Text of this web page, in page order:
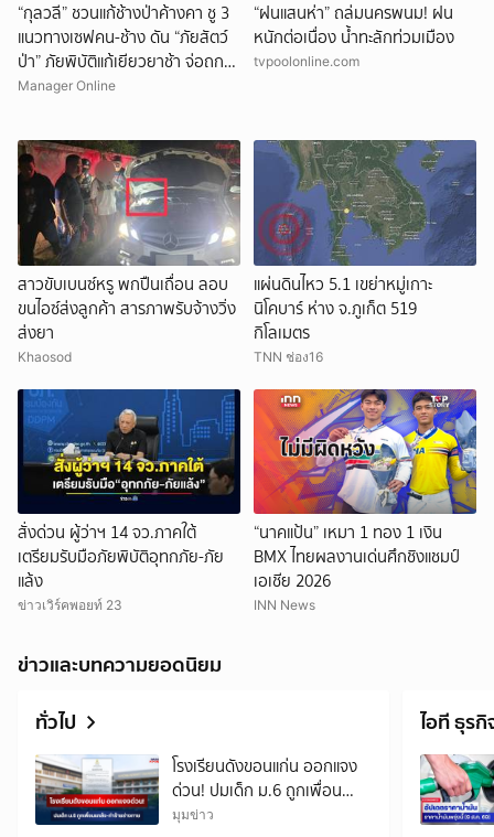
“กุลวลี” ชวนแก้ช้างป่าค้างคา ชู 3
แนวทางเซฟคน-ช้าง ดัน “ภัยสัตว์
ป่า” ภัยพิบัติแก้เยียวยาช้า จ่อถก
กรมอุทยานฯ
Manager Online
“ฝนแสนห่า” ถล่มนครพนม! ฝน
หนักต่อเนื่อง น้ำทะลักท่วมเมือง
tvpoolonline.com
สาวขับเบนซ์หรู พกปืนเถื่อน ลอบ
ขนไอซ์ส่งลูกค้า สารภาพรับจ้างวิ่ง
ส่งยา
Khaosod
แผ่นดินไหว 5.1 เขย่าหมู่เกาะ
นิโคบาร์ ห่าง จ.ภูเก็ต 519
กิโลเมตร
TNN ช่อง16
สั่งด่วน ผู้ว่าฯ 14 จว.ภาคใต้
เตรียมรับมือภัยพิบัติอุทกภัย-ภัย
แล้ง
ข่าวเวิร์คพอยท์ 23
“นาคแป้น” เหมา 1 ทอง 1 เงิน
BMX ไทยผลงานเด่นศึกชิงแชมป์
เอเชีย 2026
INN News
ข่าวและบทความยอดนิยม
ทั่วไป
โรงเรียนดังขอนแก่น ออกแจง
ด่วน! ปมเด็ก ม.6 ถูกเพื่อน
แกล้ง-ทำร้ายร่างกาย
มุมข่าว
ไอที ธุรกิ